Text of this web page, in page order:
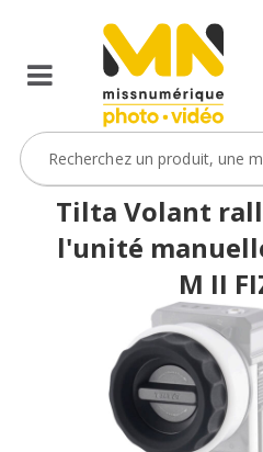
Tilta Volant
l'unité
M II